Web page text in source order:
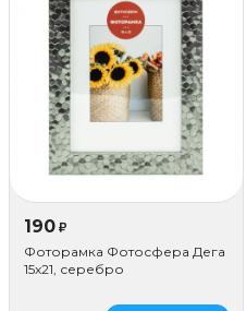
190 ₽
Фоторамка Фотосфера Дега
15x21, серебро